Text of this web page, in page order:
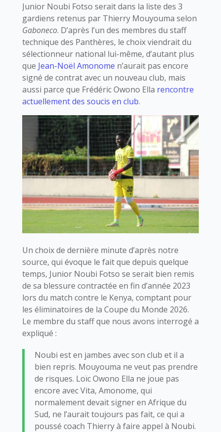
Junior Noubi Fotso serait dans la liste des 3
gardiens retenus par Thierry Mouyouma selon
Gaboneco. D’après l’un des membres du staff
technique des Panthères, le choix viendrait du
sélectionneur national lui-même, d’autant plus
que Jean-Noël Amonome n’aurait pas encore
signé de contrat avec un nouveau club, mais
aussi parce que Frédéric Owono Ella rencontre
actuellement des soucis en club.
Un choix de dernière minute d’après notre
source, qui évoque le fait que depuis quelque
temps, Junior Noubi Fotso se serait bien remis
de sa blessure contractée en fin d’année 2023
lors du match contre le Kenya, comptant pour
les éliminatoires de la Coupe du Monde 2026.
Le membre du staff que nous avons interrogé a
expliqué :
Noubi est en jambes avec son club et il a
bien repris. Mouyouma ne veut pas prendre
de risques. Loïc Owono Ella ne joue pas
encore avec Vita, Amonome, qui
normalement devait signer en Afrique du
Sud, ne l’aurait toujours pas fait, ce qui a
poussé coach Thierry à faire appel à Noubi.